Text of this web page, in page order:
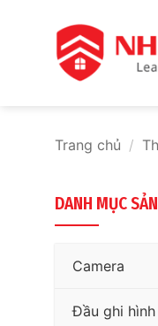
Trang chủ /
DANH MỤC
Camera
Đầu ghi hình